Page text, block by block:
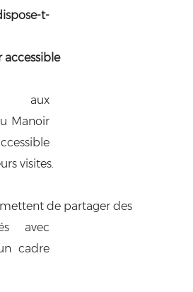
t-
accessible
aux
Manoir
visites.
de partager des
avec
cadre